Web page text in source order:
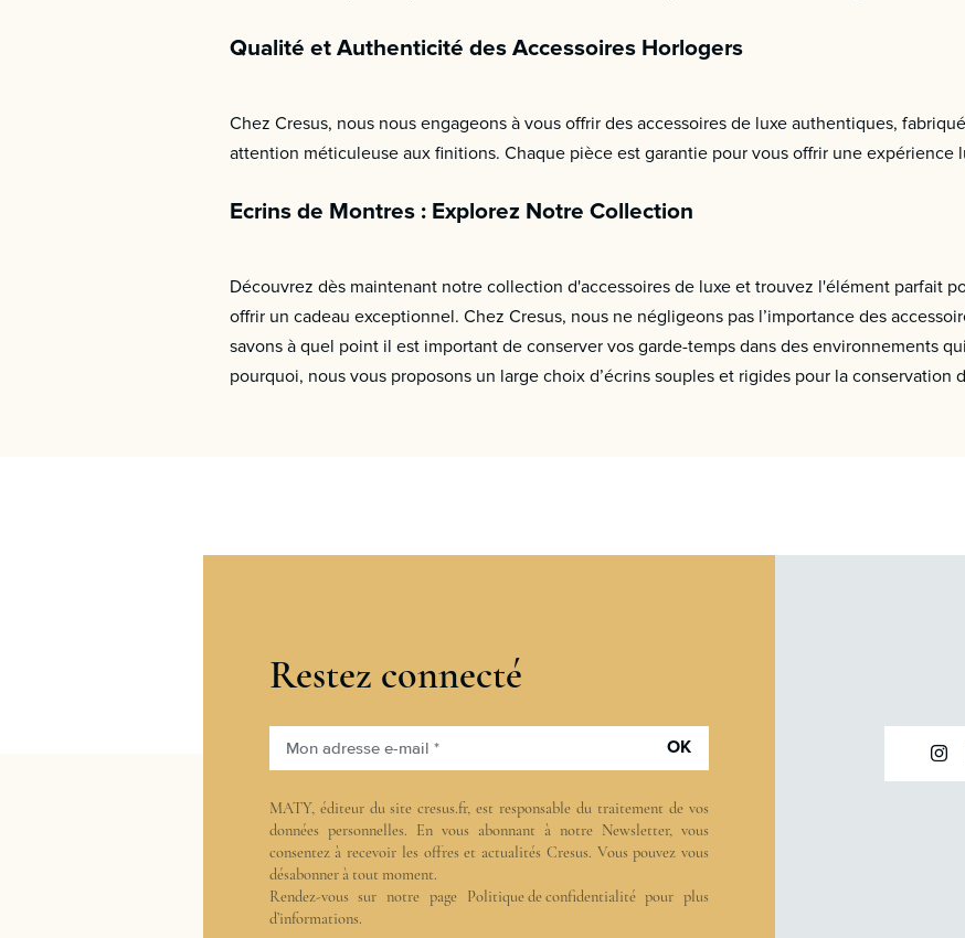
Qualité et Authenticité des Accessoires Horlogers
Chez Cresus, nous nous engageons à vous offrir des accessoires de luxe authentiques,
attention méticuleuse aux finitions. Chaque pièce est garantie pour vous offrir une expérience
Ecrins de Montres : Explorez Notre Collection
Découvrez dès maintenant notre collection d'accessoires de luxe et trouvez l'élément parfait
offrir un cadeau exceptionnel. Chez Cresus, nous ne négligeons pas l’importance des
savons à quel point il est important de conserver vos garde-temps dans des environnements
pourquoi, nous vous proposons un large choix d’écrins souples et rigides pour la conservation
Restez connecté
Mon adresse e-mail * OK
MATY, éditeur du site cresus.fr, est responsable du traitement de vos
données personnelles. En vous abonnant à notre Newsletter, vous
consentez à recevoir les offres et actualités Cresus. Vous pouvez vous
désabonner à tout moment.
Rendez-vous sur notre page Politique de confidentialitépour plus
d’informations.